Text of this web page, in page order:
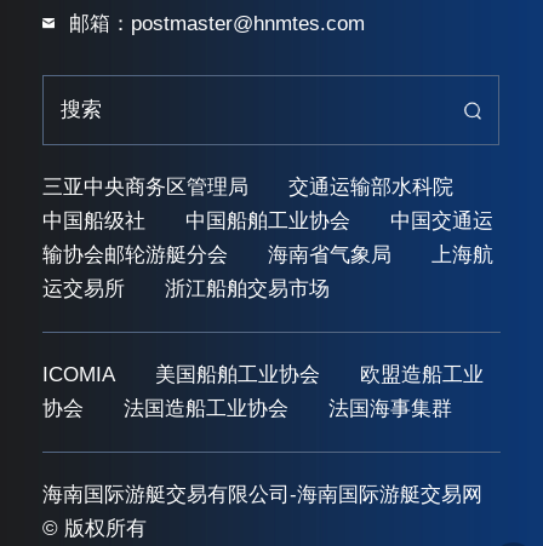
邮箱：postmaster@hnmtes.com
三亚中央商务区管理局
交通运输部水科院
中国船级社
中国船舶工业协会
中国交通运
输协会邮轮游艇分会
海南省气象局
上海航
运交易所
浙江船舶交易市场
ICOMIA 美国船舶工业协会
欧盟造船工业
协会
法国造船工业协会 法国海事集群
海南国际游艇交易有限公司-海南国际游艇交易网
© 版权所有